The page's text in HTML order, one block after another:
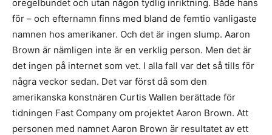
oregelbundet och utan någon tydlig inriktning. Både hans
för – och efternamn finns med bland de femtio vanligaste
namnen hos amerikaner. Och det är ingen slump. Aaron
Brown är nämligen inte är en verklig person. Men det är
det ingen på internet som vet. I alla fall var det så tills för
några veckor sedan. Det var först då som den
amerikanska konstnären Curtis Wallen berättade för
tidningen Fast Company om projektet Aaron Brown. Att
personen med namnet Aaron Brown är resultatet av ett